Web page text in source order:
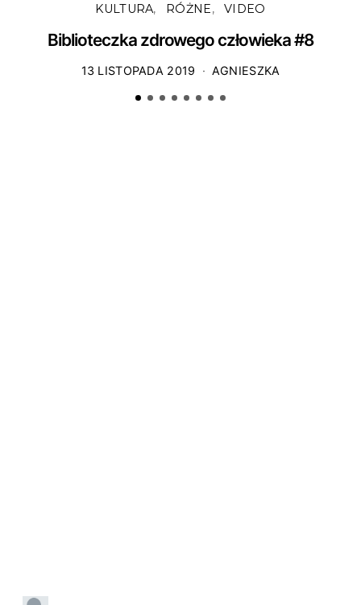
KULTURA RÓŻNE VIDEO
Biblioteczka zdrowego człowieka #8
13 LISTOPADA 2019 AGNIESZKA